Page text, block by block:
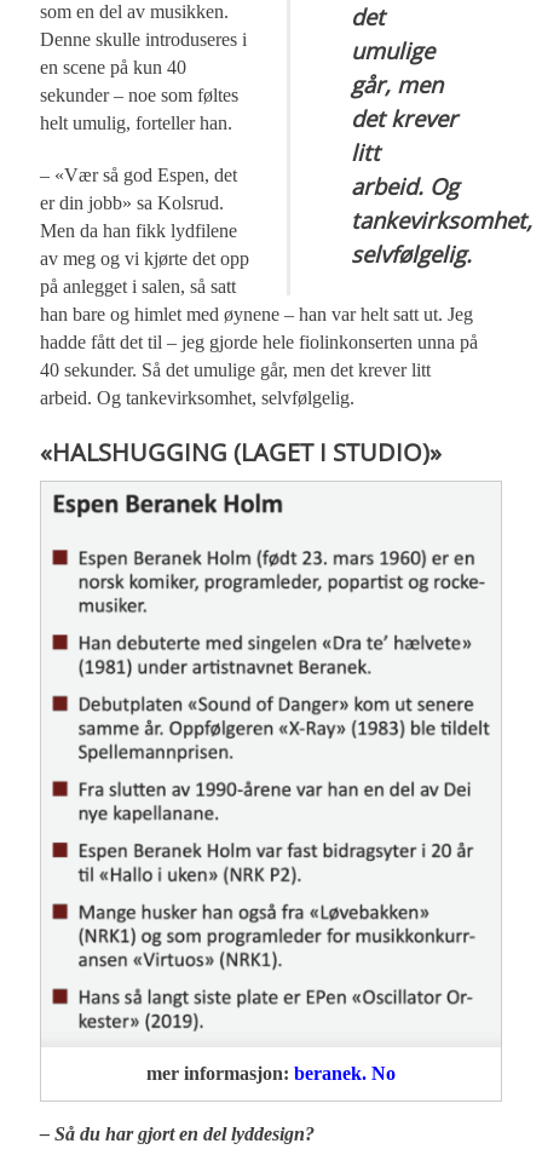
det
umulige
går, men
det krever
litt
arbeid. Og
tankevirksomhet,
selvfølgelig.
som en del av musikken.
Denne skulle introduseres i
en scene på kun 40
sekunder – noe som føltes
helt umulig, forteller han.
– «Vær så god Espen, det
er din jobb» sa Kolsrud.
Men da han fikk lydfilene
av meg og vi kjørte det opp
på anlegget i salen, så satt
han bare og himlet med øynene – han var helt satt ut. Jeg
hadde fått det til – jeg gjorde hele fiolinkonserten unna på
40 sekunder. Så det umulige går, men det krever litt
arbeid. Og tankevirksomhet, selvfølgelig.
«HALSHUGGING (LAGET I STUDIO)»
mer informasjon: beranek. No
– Så du har gjort en del lyddesign?